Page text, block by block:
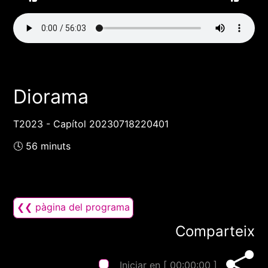
Diorama
T2023 - Capítol 20230718220401
🕓 56 minuts
❮❮ pàgina del programa
Comparteix
Iniciar en [ 00:00:00 ]